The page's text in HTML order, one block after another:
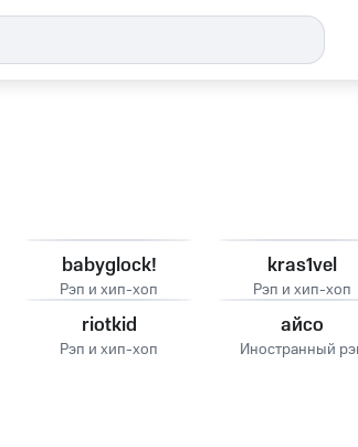
babyglock!
Рэп и хип-хоп
kras1vel
Рэп и хип-хоп
riotkid
Рэп и хип-хоп
айсо
Иностранный